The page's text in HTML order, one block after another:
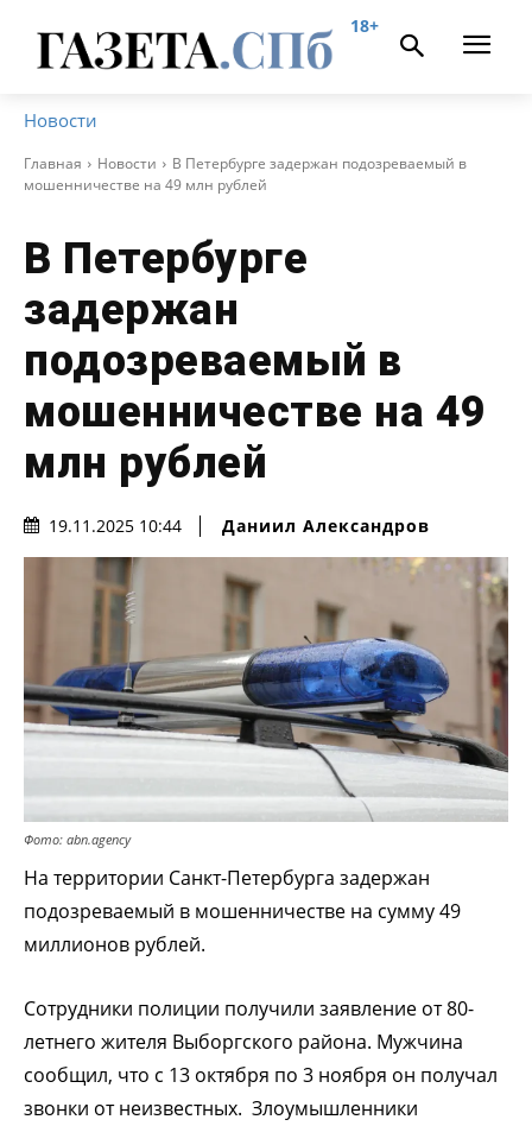
18+
Новости
Главная Новости
В Петербурге задержан подозреваемый в
мошенничестве на 49 млн рублей
В Петербурге
задержан
подозреваемый в
мошенничестве на 49
млн рублей
19.11.2025 10:44 Даниил Александров
Фото: abn.agency
На территории Санкт-Петербурга задержан
подозреваемый в мошенничестве на сумму 49
миллионов рублей.
Сотрудники полиции получили заявление от 80-
летнего жителя Выборгского района. Мужчина
сообщил, что с 13 октября по 3 ноября он получал
звонки от неизвестных. Злоумышленники